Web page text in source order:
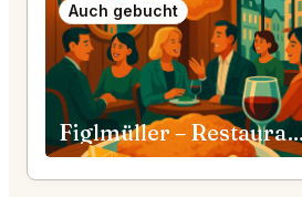
Auch gebucht
Figlmüller – Restaurant